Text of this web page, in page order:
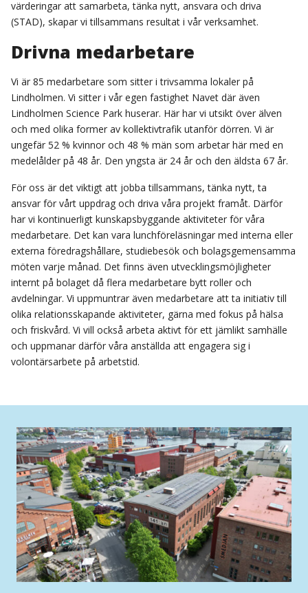
värderingar att samarbeta, tänka nytt, ansvara och driva
(STAD), skapar vi tillsammans resultat i vår verksamhet.
Drivna medarbetare
Vi är 85 medarbetare som sitter i trivsamma lokaler på
Lindholmen. Vi sitter i vår egen fastighet Navet där även
Lindholmen Science Park huserar. Här har vi utsikt över älven
och med olika former av kollektivtrafik utanför dörren. Vi är
ungefär 52 % kvinnor och 48 % män som arbetar här med en
medelålder på 48 år. Den yngsta är 24 år och den äldsta 67 år.
För oss är det viktigt att jobba tillsammans, tänka nytt, ta
ansvar för vårt uppdrag och driva våra projekt framåt. Därför
har vi kontinuerligt kunskapsbyggande aktiviteter för våra
medarbetare. Det kan vara lunchföreläsningar med interna eller
externa föredragshållare, studiebesök och bolagsgemensamma
möten varje månad. Det finns även utvecklingsmöjligheter
internt på bolaget då flera medarbetare bytt roller och
avdelningar. Vi uppmuntrar även medarbetare att ta initiativ till
olika relationsskapande aktiviteter, gärna med fokus på hälsa
och friskvård. Vi vill också arbeta aktivt för ett jämlikt samhälle
och uppmanar därför våra anställda att engagera sig i
volontärsarbete på arbetstid.